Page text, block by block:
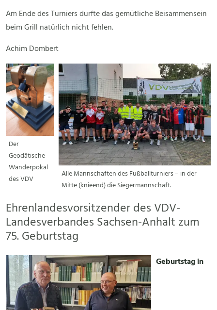
Am Ende des Turniers durfte das gemütliche Beisammensein
beim Grill natürlich nicht fehlen.
Achim Dombert
Der
Geodätische
Wanderpokal
des VDV
Alle Mannschaften des Fußballturniers – in der
Mitte (knieend) die Siegermannschaft.
Ehrenlandesvorsitzender des VDV-
Landesverbandes Sachsen-Anhalt zum
75. Geburtstag
Geburtstag in